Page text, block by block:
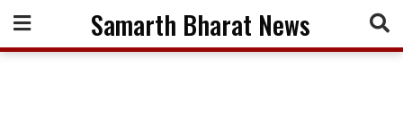
content
Samarth Bharat News